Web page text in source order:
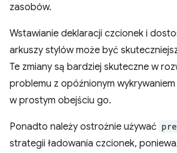
zasobów.
Wstawianie deklaracji czcionek i
arkuszy stylów może być
Te zmiany są bardziej skuteczne w
problemu z opóźnionym
w prostym obejściu go.
Ponadto należy ostrożnie używać
strategii ładowania czcionek,